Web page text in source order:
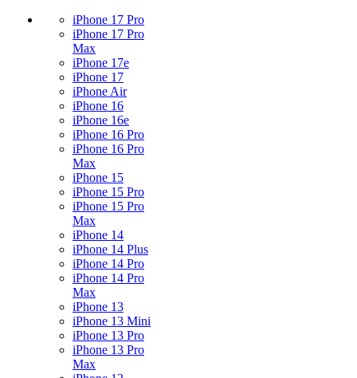
iPhone 17 Pro
iPhone 17 Pro
Max
iPhone 17e
iPhone 17
iPhone Air
iPhone 16
iPhone 16e
iPhone 16 Pro
iPhone 16 Pro
Max
iPhone 15
iPhone 15 Pro
iPhone 15 Pro
Max
iPhone 14
iPhone 14 Plus
iPhone 14 Pro
iPhone 14 Pro
Max
iPhone 13
iPhone 13 Mini
iPhone 13 Pro
iPhone 13 Pro
Max